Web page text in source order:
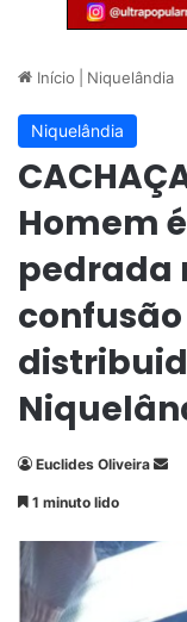
Início Niquelândia
Niquelândia
Homem
pedrada
Euclides Oliveira
1 minuto lido